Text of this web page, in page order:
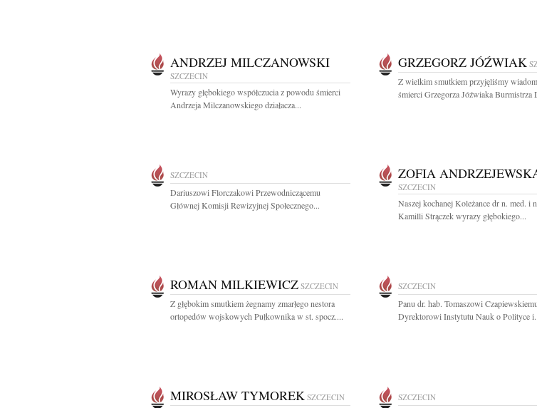
ANDRZEJ MILCZANOWSKI
SZCZECIN
Wyrazy głębokiego współczucia z powodu śmierci
Andrzeja Milczanowskiego działacza...
GRZEGORZ JÓŹWIAK
Z wielkim smutkiem przyjęliśmy
śmierci Grzegorza Jóźwiaka Burmistrza
SZCZECIN
Dariuszowi Florczakowi Przewodniczącemu
Głównej Komisji Rewizyjnej Społecznego...
ZOFIA
SZCZECIN
Naszej kochanej Koleżance dr n. med. i
Kamilli Strączek wyrazy głębokiego...
ROMAN MILKIEWICZ SZCZECIN
Z głębokim smutkiem żegnamy zmarłego nestora
ortopedów wojskowych Pułkownika w st. spocz....
SZCZECIN
Panu dr. hab. Tomaszowi
Dyrektorowi Instytutu Nauk o Polityce
MIROSŁAW TYMOREK SZCZECIN SZCZECIN